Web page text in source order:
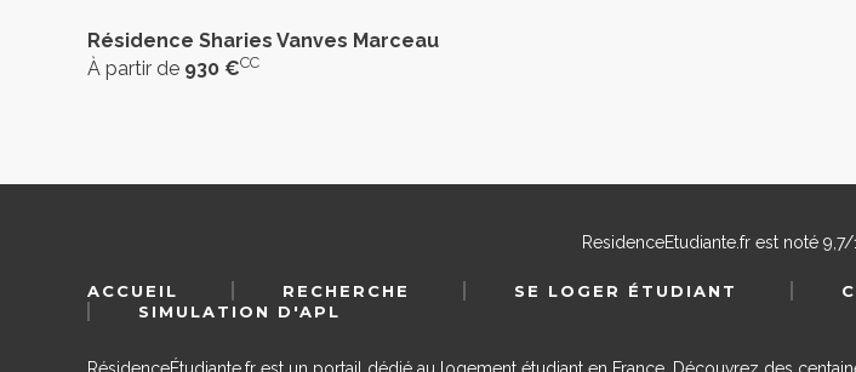
Résidence Sharies Vanves Marceau
À partir de 930 €CC
ResidenceEtudiante.frest noté 9,7/
ACCUEIL RECHERCHE SE LOGER ÉTUDIANT
SIMULATION D'APL